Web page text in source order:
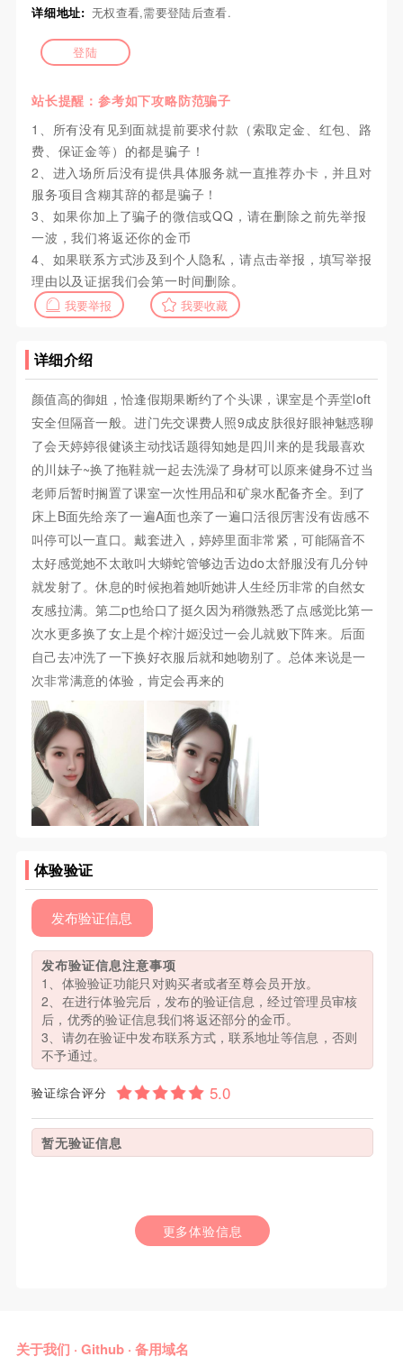
详细地址: 无权查看,需要登陆后查看.
登陆
站长提醒：参考如下攻略防范骗子
1、所有没有见到面就提前要求付款（索取定金、红包、路
费、保证金等）的都是骗子！
2、进入场所后没有提供具体服务就一直推荐办卡，并且对
服务项目含糊其辞的都是骗子！
3、如果你加上了骗子的微信或QQ，请在删除之前先举报
一波，我们将返还你的金币
4、如果联系方式涉及到个人隐私，请点击举报，填写举报
理由以及证据我们会第一时间删除。
我要举报 我要收藏
详细介绍
颜值高的御姐，恰逢假期果断约了个头课，课室是个弄堂loft
安全但隔音一般。进门先交课费人照9成皮肤很好眼神魅惑聊
了会天婷婷很健谈主动找话题得知她是四川来的是我最喜欢
的川妹子~换了拖鞋就一起去洗澡了身材可以原来健身不过当
老师后暂时搁置了课室一次性用品和矿泉水配备齐全。到了
床上B面先给亲了一遍A面也亲了一遍口活很厉害没有齿感不
叫停可以一直口。戴套进入，婷婷里面非常紧，可能隔音不
太好感觉她不太敢叫大蟒蛇管够边舌边do太舒服没有几分钟
就发射了。休息的时候抱着她听她讲人生经历非常的自然女
友感拉满。第二p也给口了挺久因为稍微熟悉了点感觉比第一
次水更多换了女上是个榨汁姬没过一会儿就败下阵来。后面
自己去冲洗了一下换好衣服后就和她吻别了。总体来说是一
次非常满意的体验，肯定会再来的
体验验证
发布验证信息
发布验证信息注意事项
1、体验验证功能只对购买者或者至尊会员开放。
2、在进行体验完后，发布的验证信息，经过管理员审核
后，优秀的验证信息我们将返还部分的金币。
3、请勿在验证中发布联系方式，联系地址等信息，否则
不予通过。
验证综合评分
暂无验证信息
更多体验信息
关于我们 · Github· 备用域名